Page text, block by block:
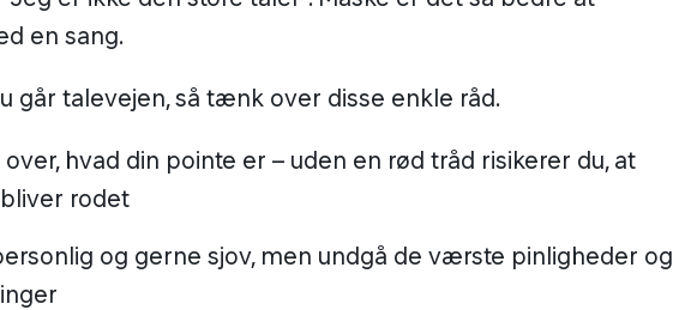
en sang.
går talevejen, så tænk over disse enkle råd.
hvad din pointe er – uden en rød tråd risikerer du, at
rodet
og gerne sjov, men undgå de værste pinligheder og